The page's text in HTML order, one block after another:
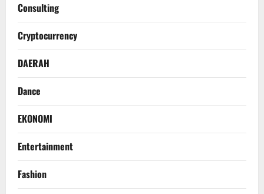
Consulting
Cryptocurrency
DAERAH
Dance
EKONOMI
Entertainment
Fashion